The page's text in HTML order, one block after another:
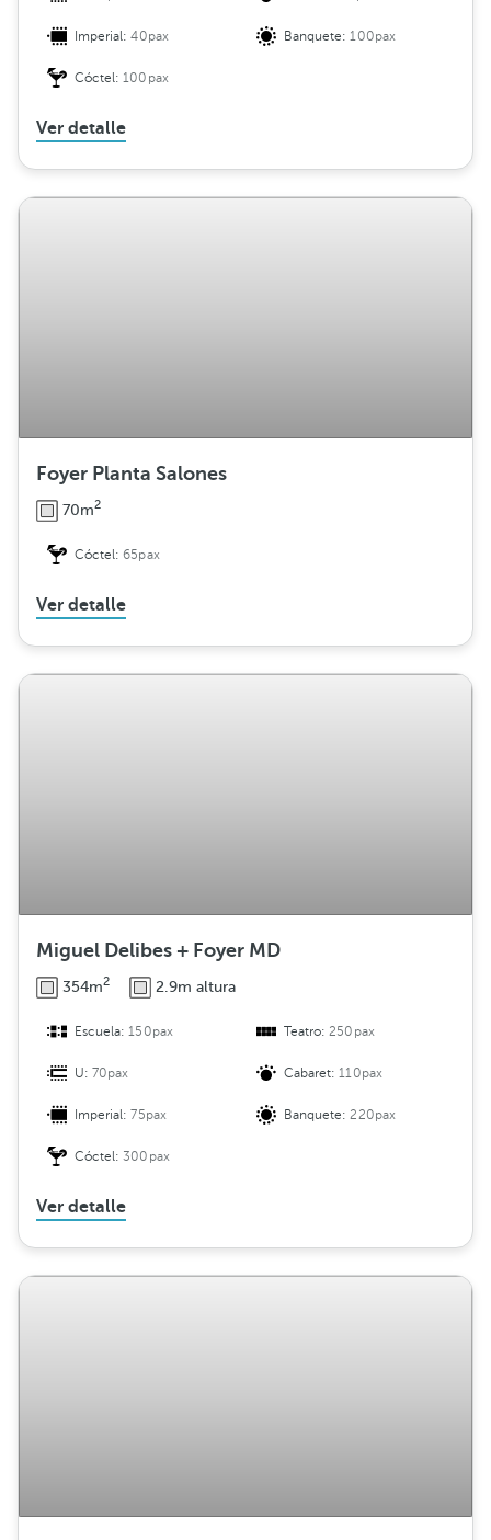
Imperial:40pax Banquete:100pax
Cóctel:100pax
Ver detalle
Foyer Planta Salones
70m2
Cóctel:65pax
Ver detalle
Miguel Delibes + Foyer MD
354m2 2.9m altura
Escuela:150pax Teatro:250pax
U:70pax Cabaret:110pax
Imperial:75pax Banquete:220pax
Cóctel:300pax
Ver detalle